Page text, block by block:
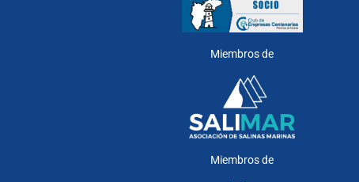
Miembros de
Miembros de